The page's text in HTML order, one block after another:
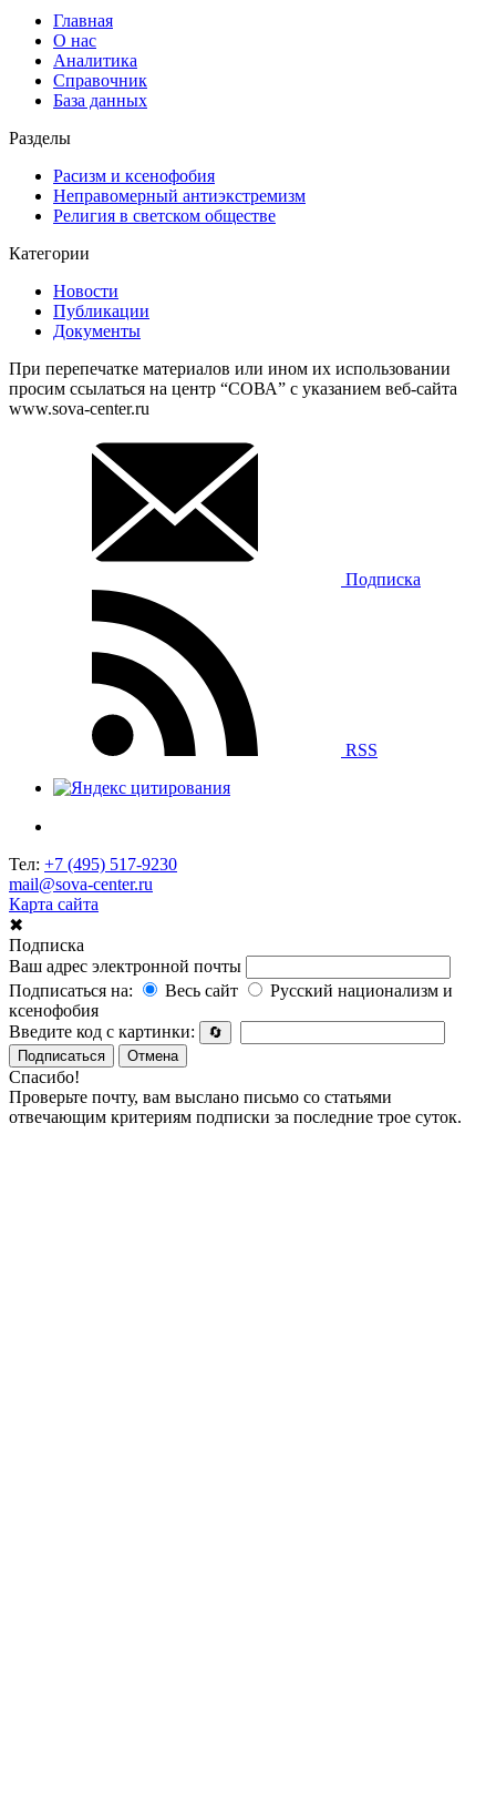
Главная
О нас
Аналитика
Справочник
База данных
Разделы
Расизм и ксенофобия
Неправомерный антиэкстремизм
Религия в светском обществе
Категории
Новости
Публикации
Документы
При перепечатке материалов или ином их использовании
просим ссылаться на центр “СОВА” с указанием веб-сайта
www.sova-center.ru
Подписка
RSS
Тел: +7 (495) 517-9230
mail@sova-center.ru
Карта сайта
✖
Подписка
Ваш адрес электронной почты
Подписаться на:
Весь сайт
Русский национализм и
ксенофобия
Введите код с картинки:
🔄
Подписаться
Отмена
Спасибо!
Проверьте почту, вам выслано письмо со статьями
отвечающим критериям подписки за последние трое суток.